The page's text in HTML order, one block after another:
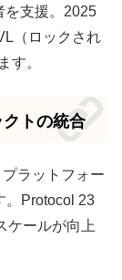
を支援。2025
（ロックされ
す。
トの統合
ラットフォー
。Protocol 23
ケールが向上